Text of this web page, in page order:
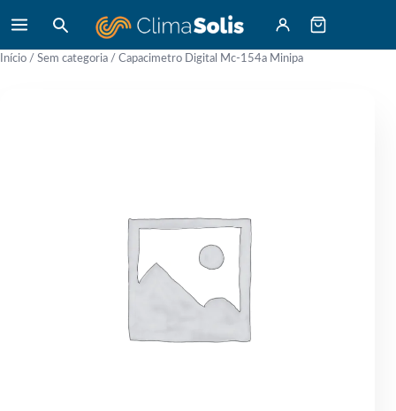
Início / Sem categoria / Capacimetro Digital Mc-154a Minipa